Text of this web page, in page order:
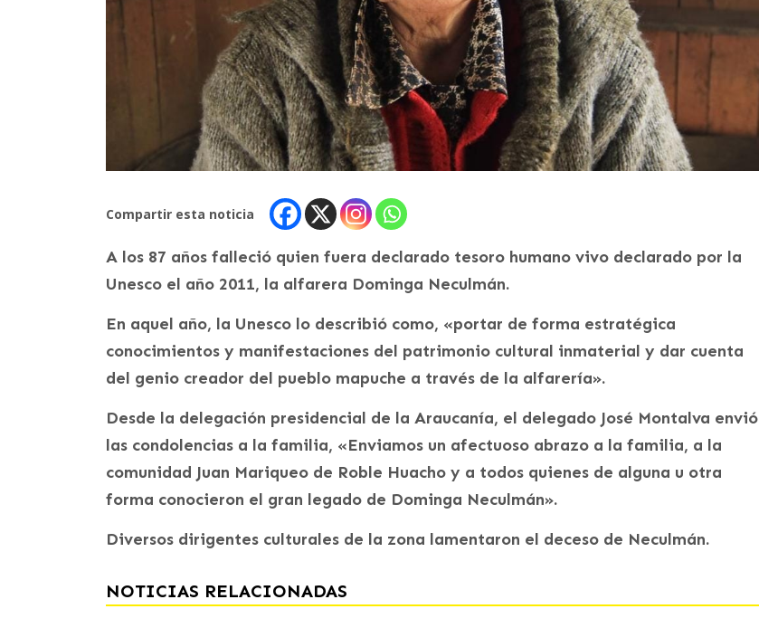
Compartir esta noticia
A los 87 años falleció quien fuera declarado tesoro humano vivo declarado por la
Unesco el año 2011, la alfarera Dominga Neculmán.
En aquel año, la Unesco lo describió como, «portar de forma estratégica
conocimientos y manifestaciones del patrimonio cultural inmaterial y dar cuenta
del genio creador del pueblo mapuche a través de la alfarería».
Desde la delegación presidencial de la Araucanía, el delegado José Montalva envió
las condolencias a la familia, «Enviamos un afectuoso abrazo a la familia, a la
comunidad Juan Mariqueo de Roble Huacho y a todos quienes de alguna u otra
forma conocieron el gran legado de Dominga Neculmán».
Diversos dirigentes culturales de la zona lamentaron el deceso de Neculmán.
NOTICIAS RELACIONADAS